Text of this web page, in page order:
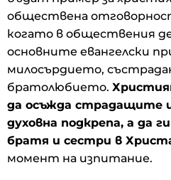
обществена
когато в обществения
основните евангелски
милосърдието,
братолюбието.
да осъжда страдащите
духовна подкрепа, а да
братя и сестри в
момент на изпитание.